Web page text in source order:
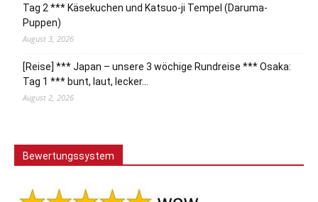
Tag 2 *** Käsekuchen und Katsuo-ji Tempel (Daruma-
Puppen)
August 3, 2026
[Reise] *** Japan – unsere 3 wöchige Rundreise *** Osaka:
Tag 1 *** bunt, laut, lecker…
August 2, 2026
Bewertungssystem